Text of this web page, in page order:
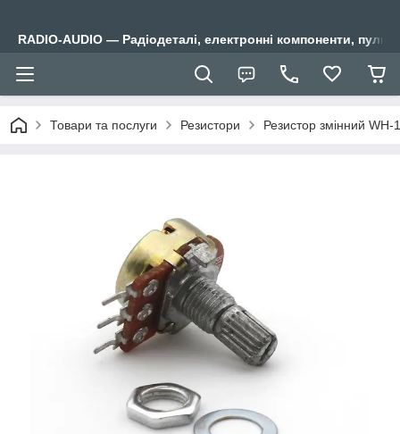
RADIO-AUDIO — Радіодеталі, електронні компоненти,
Товари та послуги Резистори Резистор змінний